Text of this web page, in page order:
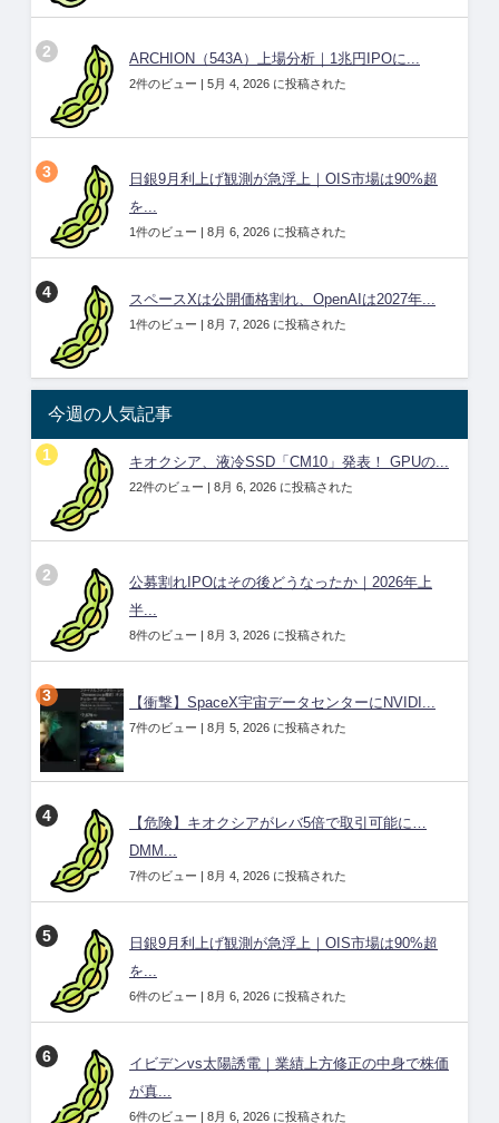
ARCHION（543A）上場分析｜1兆円IPOに...
2件のビュー | 5月 4, 2026 に投稿された
日銀9月利上げ観測が急浮上｜OIS市場は90%超
を...
1件のビュー | 8月 6, 2026 に投稿された
スペースXは公開価格割れ、OpenAIは2027年...
1件のビュー | 8月 7, 2026 に投稿された
今週の人気記事
キオクシア、液冷SSD「CM10」発表！ GPUの...
22件のビュー | 8月 6, 2026 に投稿された
公募割れIPOはその後どうなったか｜2026年上
半...
8件のビュー | 8月 3, 2026 に投稿された
【衝撃】SpaceX宇宙データセンターにNVIDI...
7件のビュー | 8月 5, 2026 に投稿された
【危険】キオクシアがレバ5倍で取引可能に…
DMM...
7件のビュー | 8月 4, 2026 に投稿された
日銀9月利上げ観測が急浮上｜OIS市場は90%超
を...
6件のビュー | 8月 6, 2026 に投稿された
イビデンvs太陽誘電｜業績上方修正の中身で株価
が真...
6件のビュー | 8月 6, 2026 に投稿された